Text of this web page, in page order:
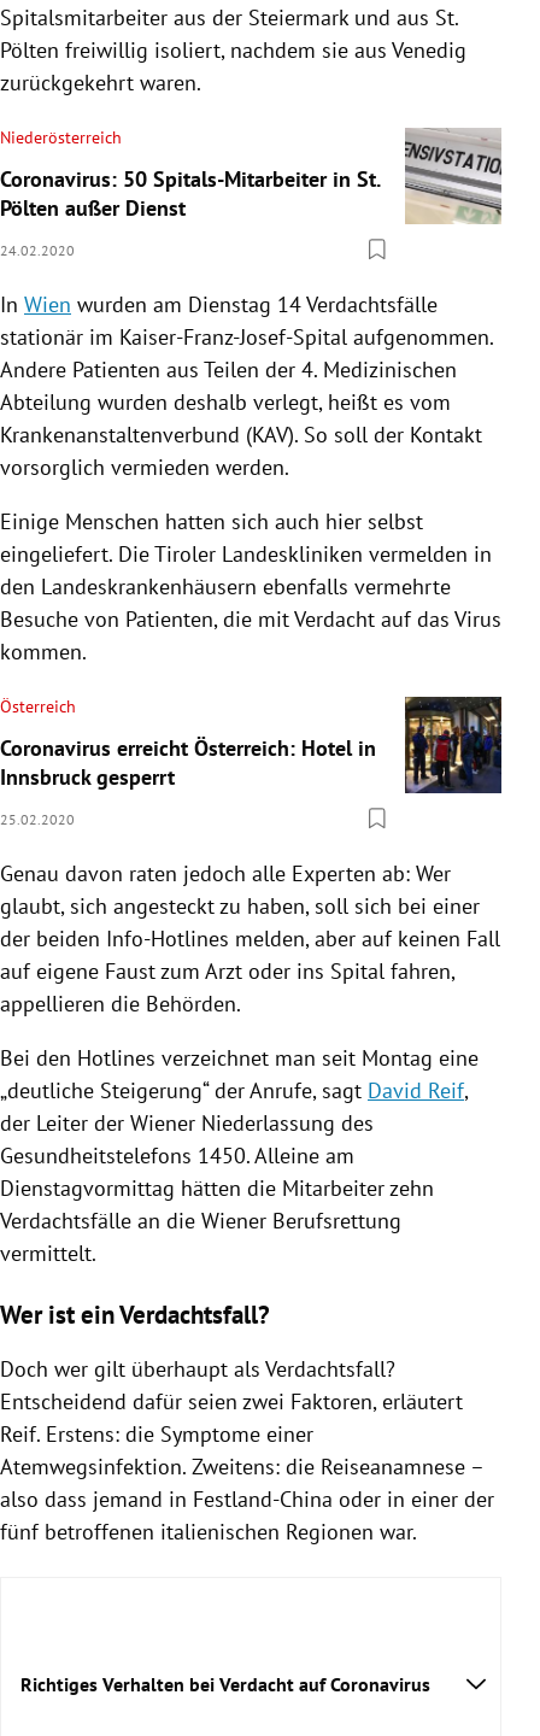
Spitalsmitarbeiter aus der Steiermarkund aus St.
Pölten freiwillig isoliert, nachdem sie aus Venedig
zurückgekehrt waren.
Niederösterreich
Coronavirus: 50 Spitals-Mitarbeiter in St.
Pölten außer Dienst
24.02.2020
In Wien wurden am Dienstag 14Verdachtsfälle
stationär im Kaiser-Franz-Josef-Spital aufgenommen.
Andere Patienten aus Teilen der 4. Medizinischen
Abteilung wurden deshalb verlegt, heißt es vom
Krankenanstaltenverbund (KAV). So soll der Kontakt
vorsorglich vermieden werden.
Einige Menschen hatten sich auch hier selbst
eingeliefert. Die Tiroler Landeskliniken vermelden in
den Landeskrankenhäusern ebenfalls vermehrte
Besuche von Patienten, die mit Verdacht auf das Virus
kommen.
Österreich
Coronavirus erreicht Österreich: Hotel in
Innsbruck gesperrt
25.02.2020
Genau davon raten jedoch alle Experten ab: Wer
glaubt, sich angesteckt zu haben, soll sich bei einer
der beiden Info-Hotlines melden, aber auf keinen Fall
auf eigene Faust zum Arzt oder ins Spital fahren,
appellieren die Behörden.
Bei den Hotlines verzeichnet man seit Montag eine
„deutliche Steigerung“ der Anrufe, sagt David Reif,
der Leiter der Wiener Niederlassung des
Gesundheitstelefons 1450. Alleine am
Dienstagvormittag hätten die Mitarbeiter zehn
Verdachtsfälle an die Wiener Berufsrettung
vermittelt.
Wer ist ein Verdachtsfall?
Doch wer gilt überhaupt als Verdachtsfall?
Entscheidend dafür seien zwei Faktoren, erläutert
Reif. Erstens: die Symptome einer
Atemwegsinfektion. Zweitens: die Reiseanamnese –
also dass jemand in Festland-China oder in einer der
fünf betroffenen italienischen Regionen war.
Richtiges Verhalten bei Verdacht auf Coronavirus